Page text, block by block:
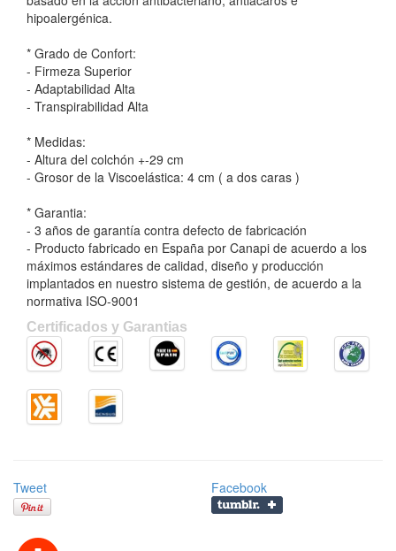
hipoalergénica.
* Grado de Confort:
- Firmeza Superior
- Adaptabilidad Alta
- Transpirabilidad Alta
* Medidas:
- Altura del colchón +-29 cm
- Grosor de la Viscoelástica: 4 cm ( a dos caras )
* Garantia:
- 3 años de garantía contra defecto de fabricación
- Producto fabricado en España por Canapi de acuerdo a los
máximos estándares de calidad, diseño y producción
implantados en nuestro sistema de gestión, de acuerdo a la
normativa ISO-9001
Certificados y Garantias
Tweet Facebook